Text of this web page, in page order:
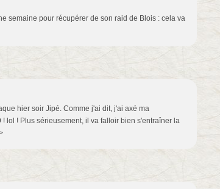
semaine pour récupérer de son raid de Blois : cela va
hier soir Jipé. Comme j'ai dit, j'ai axé ma
lol ! Plus sérieusement, il va falloir bien s'entraîner la